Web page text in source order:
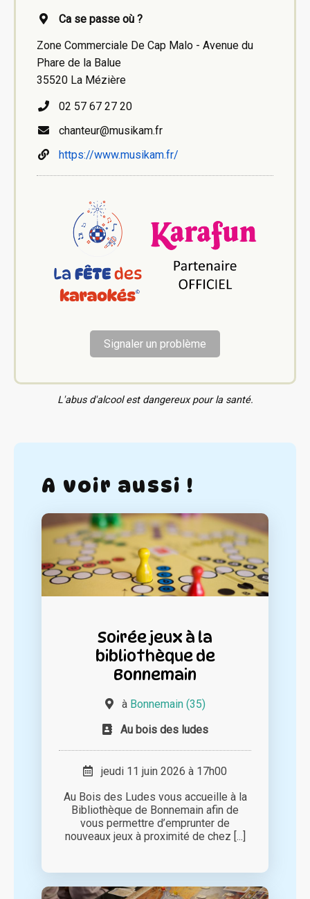
Ca se passe où ?
Zone Commerciale De Cap Malo - Avenue du
Phare de la Balue
35520 La Mézière
02 57 67 27 20
chanteur@musikam.fr
https://www.musikam.fr/
Signaler un problème
L'abus d'alcool est dangereux pour la santé.
A voir aussi !
Soirée jeux à la
bibliothèque de
Bonnemain
à Bonnemain (35)
Au bois des ludes
jeudi 11 juin 2026 à 17h00
Au Bois des Ludes vous accueille à la
Bibliothèque de Bonnemain afin de
vous permettre d’emprunter de
nouveaux jeux à proximité de chez [...]